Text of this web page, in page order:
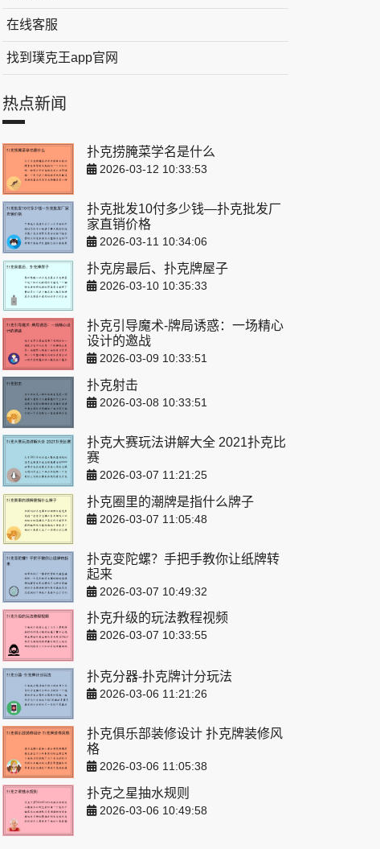
在线客服
找到璞克王app官网
热点新闻
扑克捞腌菜学名是什么
2026-03-12 10:33:53
扑克批发10付多少钱—扑克批发厂
家直销价格
2026-03-11 10:34:06
扑克房最后、扑克牌屋子
2026-03-10 10:35:33
扑克引导魔术-牌局诱惑：一场精心
设计的邀战
2026-03-09 10:33:51
扑克射击
2026-03-08 10:33:51
扑克大赛玩法讲解大全 2021扑克比
赛
2026-03-07 11:21:25
扑克圈里的潮牌是指什么牌子
2026-03-07 11:05:48
扑克变陀螺？手把手教你让纸牌转
起来
2026-03-07 10:49:32
扑克升级的玩法教程视频
2026-03-07 10:33:55
扑克分器-扑克牌计分玩法
2026-03-06 11:21:26
扑克俱乐部装修设计 扑克牌装修风
格
2026-03-06 11:05:38
扑克之星抽水规则
2026-03-06 10:49:58